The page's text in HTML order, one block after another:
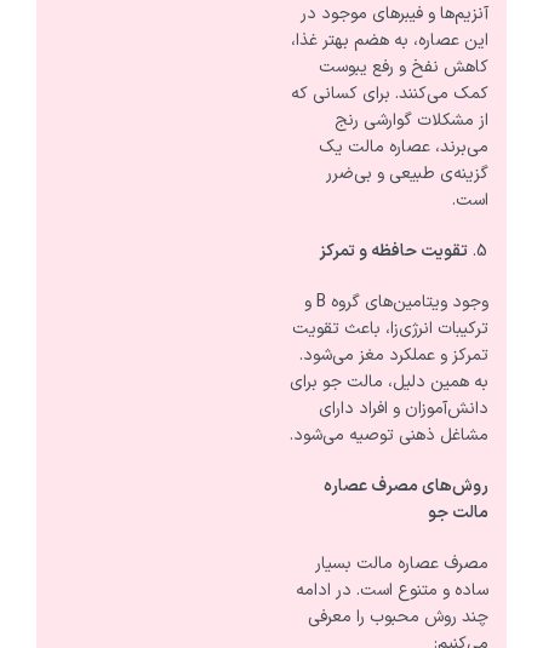
آنزیم‌ها و فیبرهای موجود در
این عصاره، به هضم بهتر غذا،
کاهش نفخ و رفع یبوست
کمک می‌کنند. برای کسانی که
از مشکلات گوارشی رنج
می‌برند، عصاره مالت یک
گزینه‌ی طبیعی و بی‌ضرر
است.
تقویت حافظه و تمرکز
وجود ویتامین‌های گروه B و
ترکیبات انرژی‌زا، باعث تقویت
تمرکز و عملکرد مغز می‌شود.
به همین دلیل، مالت جو برای
دانش‌آموزان و افراد دارای
مشاغل ذهنی توصیه می‌شود.
روش‌های مصرف عصاره
مالت جو
مصرف عصاره مالت بسیار
ساده و متنوع است. در ادامه
چند روش محبوب را معرفی